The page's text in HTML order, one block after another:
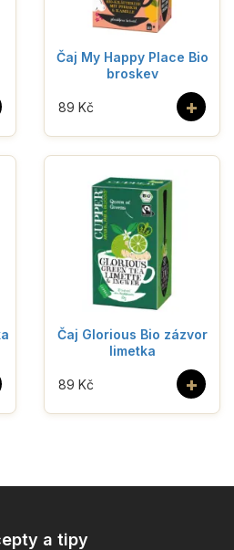
Čaj My Happy Place Bio
broskev
+
89 Kč
Čaj Glorious Bio zázvor
limetka
+
89 Kč
a tipy